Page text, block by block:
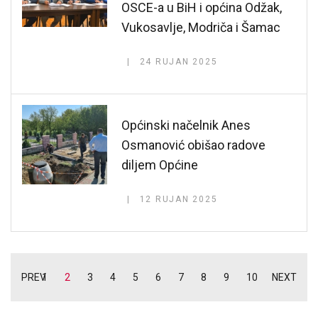
OSCE-a u BiH i općina Odžak,
Vukosavlje, Modriča i Šamac
24 RUJAN 2025
Općinski načelnik Anes
Osmanović obišao radove
diljem Općine
12 RUJAN 2025
PREV
1 2 3 4 5 6 7 8 9 10 NEXT